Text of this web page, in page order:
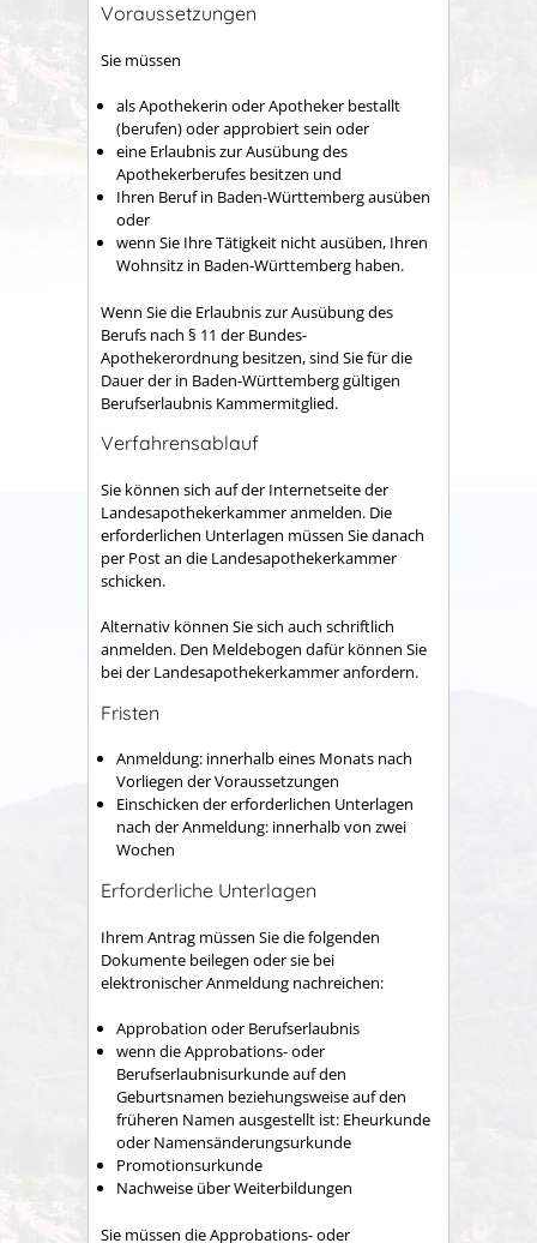
Voraussetzungen
Sie müssen
als Apothekerin oder Apotheker bestallt
(berufen) oder approbiert sein oder
eine Erlaubnis zur Ausübung des
Apothekerberufes besitzen und
Ihren Beruf in Baden-Württemberg ausüben
oder
wenn Sie Ihre Tätigkeit nicht ausüben, Ihren
Wohnsitz in Baden-Württemberg haben.
Wenn Sie die Erlaubnis zur Ausübung des
Berufs nach § 11 der Bundes-
Apothekerordnung besitzen, sind Sie für die
Dauer der in Baden-Württemberg gültigen
Berufserlaubnis Kammermitglied.
Verfahrensablauf
Sie können sich auf der Internetseite der
Landesapothekerkammer anmelden. Die
erforderlichen Unterlagen müssen Sie danach
per Post an die Landesapothekerkammer
schicken.
Alternativ können Sie sich auch schriftlich
anmelden. Den Meldebogen dafür können Sie
bei der Landesapothekerkammer anfordern.
Fristen
Anmeldung: innerhalb eines Monats nach
Vorliegen der Voraussetzungen
Einschicken der erforderlichen Unterlagen
nach der Anmeldung: innerhalb von zwei
Wochen
Erforderliche Unterlagen
Ihrem Antrag müssen Sie die folgenden
Dokumente beilegen oder sie bei
elektronischer Anmeldung nachreichen:
Approbation oder Berufserlaubnis
wenn die Approbations- oder
Berufserlaubnisurkunde auf den
Geburtsnamen beziehungsweise auf den
früheren Namen ausgestellt ist: Eheurkunde
oder Namensänderungsurkunde
Promotionsurkunde
Nachweise über Weiterbildungen
Sie müssen die Approbations- oder